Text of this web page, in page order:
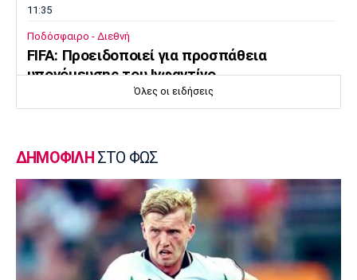
11:35
Ποδόσφαιρο - Διεθνή
FIFA: Προειδοποιεί για προσπάθεια
υπονόμευσης του Ινφαντίνο
11:05
Ποδόσφαιρο - Διεθνή
Liga Portugal: «Γκέλα» για τη Σπόρτινγκ
παρά το γκολ του Ιωαννίδη
10:50
Εθνικές Μπάσκετ
Όλες οι ειδήσεις
ΔΗΜΟΦΙΛΗ ΣΤΟ ΦΩΣ